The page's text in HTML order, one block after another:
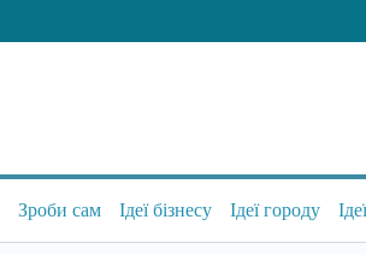
Зроби сам Ідеї бізнесу Ідеї городу